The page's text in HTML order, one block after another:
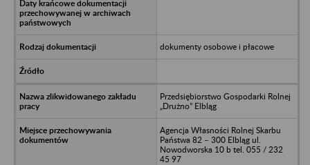
dokumenty osobowe i płacowe
Przedsiębiorstwo Gospodarki Rolnej
„Drużno” Elbląg
Agencja Własności Rolnej Skarbu
Państwa 82 – 300 Elbląg ul.
Nowodworska 10 b tel. 055 / 232
45 97